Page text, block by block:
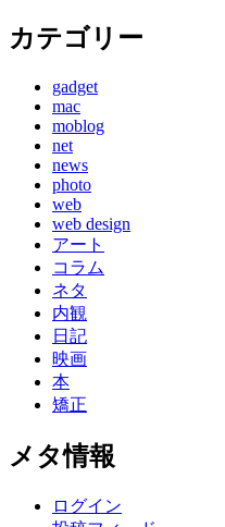
カテゴリー
gadget
mac
moblog
net
news
photo
web
web design
アート
コラム
ネタ
内観
日記
映画
本
矯正
メタ情報
ログイン